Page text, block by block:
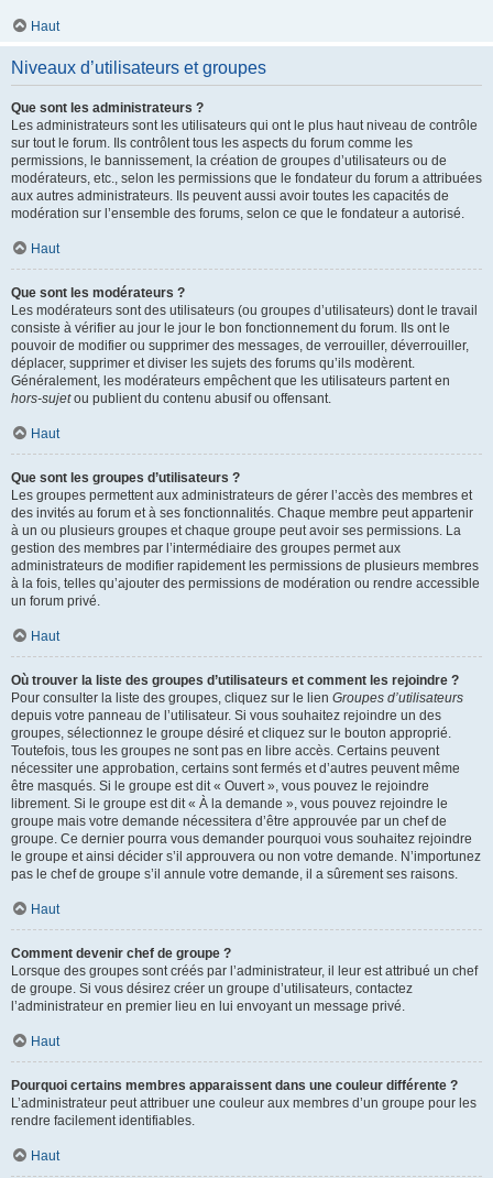
Haut
Niveaux d’utilisateurs et groupes
Que sont les administrateurs ?
Les administrateurs sont les utilisateurs qui ont le plus haut niveau de contrôle
sur tout le forum. Ils contrôlent tous les aspects du forum comme les
permissions, le bannissement, la création de groupes d’utilisateurs ou de
modérateurs, etc., selon les permissions que le fondateur du forum a attribuées
aux autres administrateurs. Ils peuvent aussi avoir toutes les capacités de
modération sur l’ensemble des forums, selon ce que le fondateur a autorisé.
Haut
Que sont les modérateurs ?
Les modérateurs sont des utilisateurs (ou groupes d’utilisateurs) dont le travail
consiste à vérifier au jour le jour le bon fonctionnement du forum. Ils ont le
pouvoir de modifier ou supprimer des messages, de verrouiller, déverrouiller,
déplacer, supprimer et diviser les sujets des forums qu’ils modèrent.
Généralement, les modérateurs empêchent que les utilisateurs partent en
hors-sujetou publient du contenu abusif ou offensant.
Haut
Que sont les groupes d’utilisateurs ?
Les groupes permettent aux administrateurs de gérer l’accès des membres et
des invités au forum et à ses fonctionnalités. Chaque membre peut appartenir
à un ou plusieurs groupes et chaque groupe peut avoir ses permissions. La
gestion des membres par l’intermédiaire des groupes permet aux
administrateurs de modifier rapidement les permissions de plusieurs membres
à la fois, telles qu’ajouter des permissions de modération ou rendre accessible
un forum privé.
Haut
Où trouver la liste des groupes d’utilisateurs et comment les rejoindre ?
Pour consulter la liste des groupes, cliquez sur le lien Groupes d’utilisateurs
depuis votre panneau de l’utilisateur. Si vous souhaitez rejoindre un des
groupes, sélectionnez le groupe désiré et cliquez sur le bouton approprié.
Toutefois, tous les groupes ne sont pas en libre accès. Certains peuvent
nécessiter une approbation, certains sont fermés et d’autres peuvent même
être masqués. Si le groupe est dit « Ouvert », vous pouvez le rejoindre
librement. Si le groupe est dit « À la demande », vous pouvez rejoindre le
groupe mais votre demande nécessitera d’être approuvée par un chef de
groupe. Ce dernier pourra vous demander pourquoi vous souhaitez rejoindre
le groupe et ainsi décider s’il approuvera ou non votre demande. N’importunez
pas le chef de groupe s’il annule votre demande, il a sûrement ses raisons.
Haut
Comment devenir chef de groupe ?
Lorsque des groupes sont créés par l’administrateur, il leur est attribué un chef
de groupe. Si vous désirez créer un groupe d’utilisateurs, contactez
l’administrateur en premier lieu en lui envoyant un message privé.
Haut
Pourquoi certains membres apparaissent dans une couleur différente ?
L’administrateur peut attribuer une couleur aux membres d’un groupe pour les
rendre facilement identifiables.
Haut